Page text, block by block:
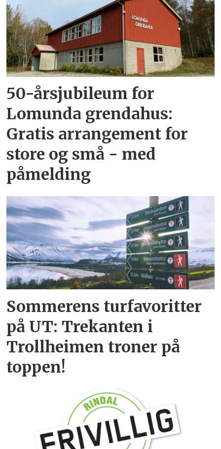
50-årsjubileum for
Lomunda grendahus:
Gratis arrangement for
store og små - med
påmelding
Sommerens turfavoritter
på UT: Trekanten i
Trollheimen troner på
toppen!